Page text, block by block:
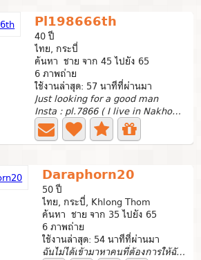
Pl198666th
40 ปี
ไทย, กระบี่
ค้นหา ชาย จาก 45 ไปยัง 65
6 ภาพถ่าย
ใช้งานล่าสุด: 57 นาทีที่ผ่านมา
Just looking for a good man
Insta : pl.7866 ( I live in Nakhon si thammarat ) the...
Daraphorn20
50 ปี
ไทย, กระบี่, Khlong Thom
ค้นหา ชาย จาก 35 ไปยัง 65
6 ภาพถ่าย
ใช้งานล่าสุด: 54 นาทีที่ผ่านมา
ฉันไม่ได้เข้ามาหาคนที่ต้องการให้ฉันถ่ายรูปโป๊ให้ดูฉันต้อง...